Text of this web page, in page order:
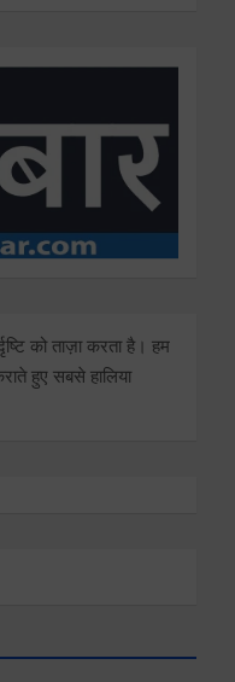
को ताज़ा करता है। हम
हुए सबसे हालिया